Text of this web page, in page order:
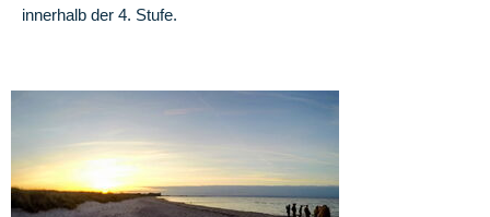
Schulgeschichte
Schulprofil
Interne
innerhalb der 4. Stufe.